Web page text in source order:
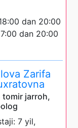
dan 20:00
dan 20:00
Zarifa
tomir jarroh,
7 yil,